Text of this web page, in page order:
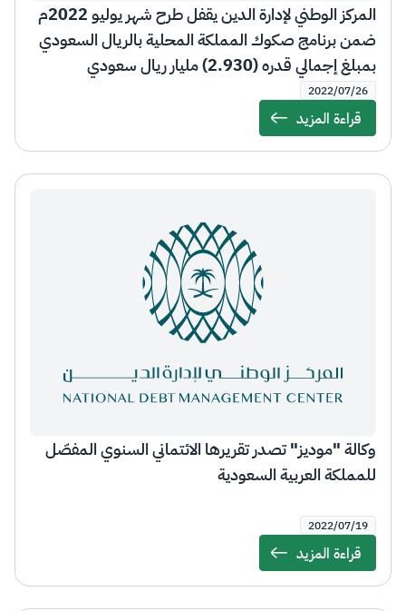
المركز الوطني لإدارة الدين يقفل طرح شهر يوليو 2022م
ضمن برنامج صكوك المملكة المحلية بالريال السعودي
بمبلغ إجمالي قدره (2.930) مليار ريال سعودي
2022/07/26
قراءة المزيد
Details
وكالة "موديز" تصدر تقريرها الائتماني السنوي المفصّل
للمملكة العربية السعودية
2022/07/19
قراءة المزيد
Details